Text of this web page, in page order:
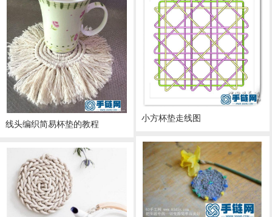
线头编织简易杯垫的教程
小方杯垫走线图